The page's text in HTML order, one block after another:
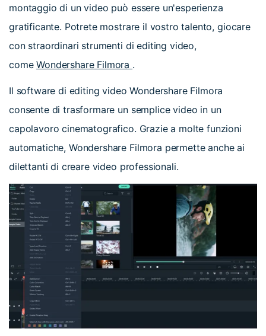
montaggio di un video può essere un'esperienza
gratificante. Potrete mostrare il vostro talento, giocare
con straordinari strumenti di editing video,
come Wondershare Filmora .
Il software di editing video Wondershare Filmora
consente di trasformare un semplice video in un
capolavoro cinematografico. Grazie a molte funzioni
automatiche, Wondershare Filmora permette anche ai
dilettanti di creare video professionali.